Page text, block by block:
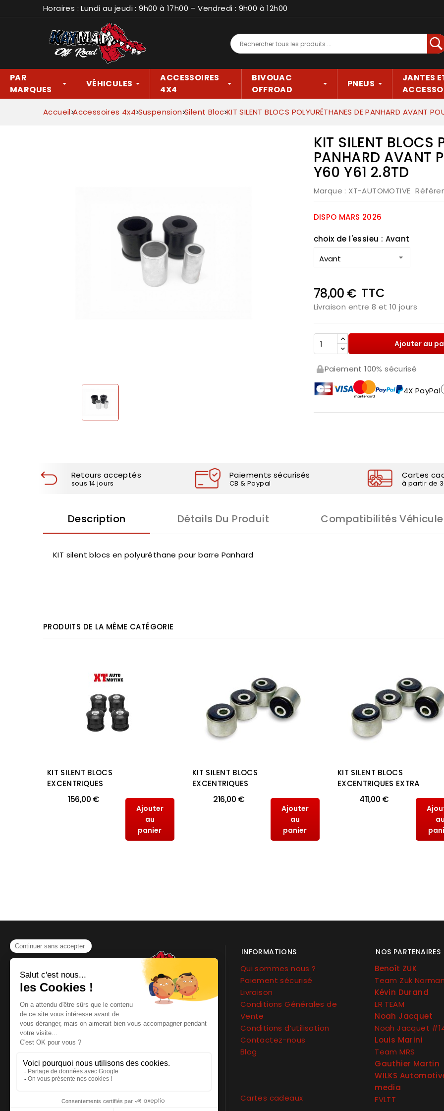
Horaires : Lundi au jeudi : 9h00 à 17h00 – Vendredi : 9h00 à 12h00
PAR
MARQUES
VÉHICULES
ACCESSOIRES
4X4
BIVOUAC
OFFROAD
PNEUS
JANTES
Accueil Accessoires 4x4 Suspension Silent Bloc KIT SILENT BLOCS POLYURÉTHANES DE PANHARD AVANT
KIT SILENT BLOCS
PANHARD AVANT
Y60 Y61 2.8TD
Marque : XT-AUTOMOTIVE
DISPO MARS 2026
choix de l'essieu : Avant
78,00 € TTC
Livraison entre 8 et 10 jours
Ajouter au
Paiement 100% sécurisé
4X PayPal
Retours acceptés
sous 14 jours
Paiements sécurisés
CB & Paypal
Cartes
à partir de
Description Détails Du Produit Compatibilités
KIT silent blocs en polyuréthane pour barre Panhard
PRODUITS DE LA MÊME CATÉGORIE
KIT SILENT BLOCS
EXCENTRIQUES
156,00 €
Ajouter
au
panier
KIT SILENT BLOCS
EXCENTRIQUES
216,00 €
Ajouter
au
panier
KIT SILENT BLOCS
EXCENTRIQUES EXTRA
411,00 €
Téléphone
Email: contact@kayman-
offroad.fr
INFORMATIONS
Qui sommes nous ?
Paiement sécurisé
Livraison
Conditions Générales de
Vente
Conditions d’utilisation
Contactez-nous
Blog
Cartes cadeaux
NOS PARTENAIRES
Benoît ZUK
Team Zuk
Kévin Durand
LR TEAM
Noah Jacquet
Noah Jacquet
Louis Marini
Team MRS
Gauthier Martin
WILKS
media
FVLTT